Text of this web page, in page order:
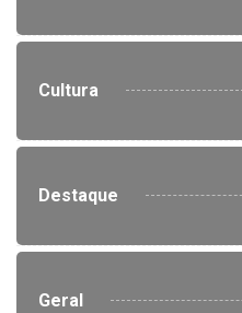
Cultura
Destaque
Geral